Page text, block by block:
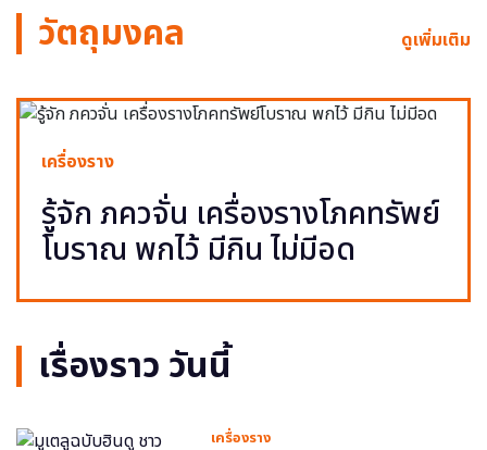
วัตถุมงคล ดูเพิ่มเติม
เครื่องราง
รู้จัก ภควจั่น เครื่องรางโภคทรัพย์
โบราณ พกไว้ มีกิน ไม่มีอด
เรื่องราว วันนี้
เครื่องราง